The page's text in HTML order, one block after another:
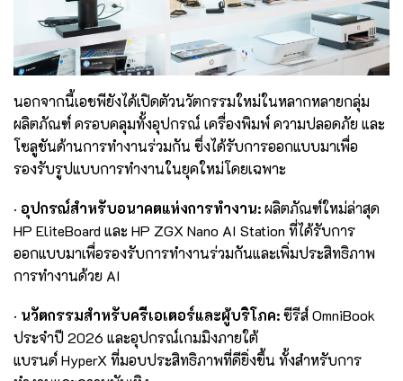
นอกจากนี้เอชพียังได้เปิดตัวนวัตกรรมใหม่ในหลากหลายกลุ่ม
ผลิตภัณฑ์ ครอบคลุมทั้งอุปกรณ์ เครื่องพิมพ์ ความปลอดภัย และ
โซลูชันด้านการทำงานร่วมกัน ซึ่งได้รับการออกแบบมาเพื่อ
รองรับรูปแบบการทำงานในยุคใหม่โดยเฉพาะ
· อุปกรณ์สำหรับอนาคตแห่งการทำงาน:ผลิตภัณฑ์ใหม่ล่าสุด
HP EliteBoard และ HP ZGX Nano AI Station ที่ได้รับการ
ออกแบบมาเพื่อรองรับการทำงานร่วมกันและเพิ่มประสิทธิภาพ
การทำงานด้วย AI
· นวัตกรรมสำหรับครีเอเตอร์และผู้บริโภค:ซีรีส์ OmniBook
ประจำปี 2026 และอุปกรณ์เกมมิงภายใต้
แบรนด์ HyperX ที่มอบประสิทธิภาพที่ดียิ่งขึ้น ทั้งสำหรับการ